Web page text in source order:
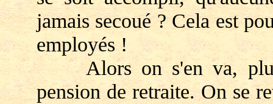
jamais secoué ? Cela est
employés !
Alors on s'en va, plus
pension de retraite. On se